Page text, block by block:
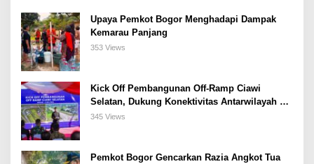
Upaya Pemkot Bogor Menghadapi Dampak
Kemarau Panjang
353 Views
Kick Off Pembangunan Off-Ramp Ciawi
Selatan, Dukung Konektivitas Antarwilayah di
Bogor Selatan
345 Views
Pemkot Bogor Gencarkan Razia Angkot Tua